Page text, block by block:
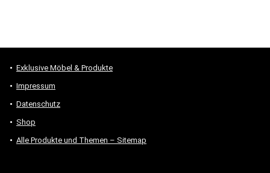
Exklusive Möbel & Produkte
Impressum
Datenschutz
Shop
Alle Produkte und Themen – Sitemap